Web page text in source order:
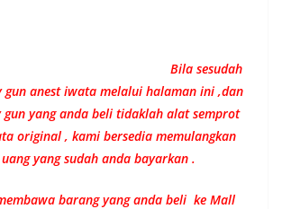
Bila sesudah
gun anest iwata melalui halaman ini ,dan
yang anda beli tidaklah alat semprot
original , kami bersedia memulangkan
yang sudah anda bayarkan .
barang yang anda beli ke Mall